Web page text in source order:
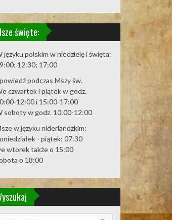
święte:
języku polskim w niedzielę i święta:
12:30; 17:00
podczas Mszy św.
czwartek i piątek w godz.
12:00 i 15:00-17:00
soboty w godz. 10:00-12:00
w języku niderlandzkim:
- piątek: 07:30
wtorek także o 15:00
o 18:00